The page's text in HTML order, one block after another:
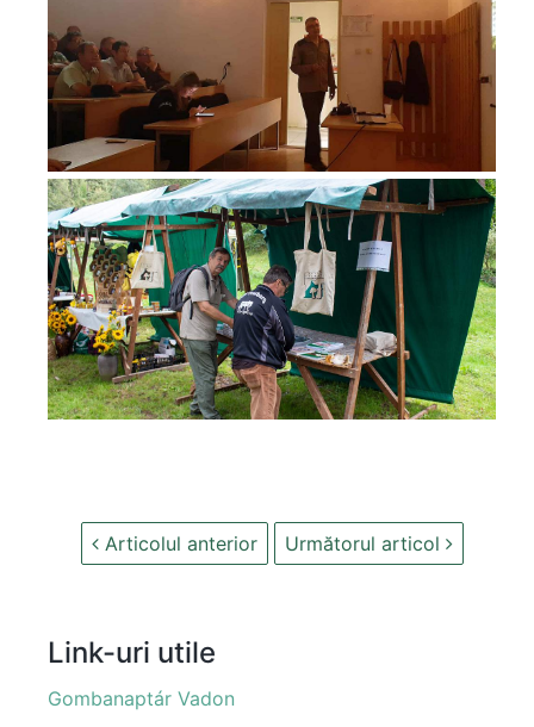
Articolul anterior Următorul articol
Link-uri utile
Gombanaptár Vadon